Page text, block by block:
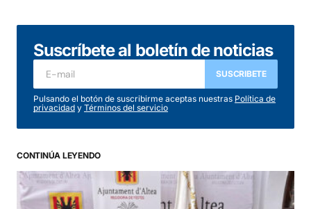
Suscríbete al boletín de noticias
SUSCRIBETE
Pulsando el botón de suscribirme aceptas nuestras Política de
privacidad y Términos del servicio
CONTINÚA LEYENDO